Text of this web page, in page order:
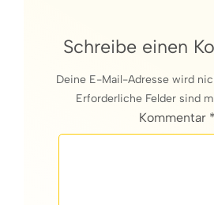
Schreibe einen
Deine E-Mail-Adresse wird
Erforderliche Felder sind
Kommentar *